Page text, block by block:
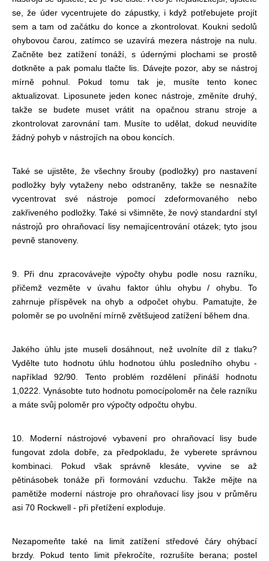
se, že úder vycentrujete do zápustky, i když potřebujete projít
sem a tam od začátku do konce a zkontrolovat. Koukni sedolů
ohybovou čarou, zatímco se uzavírá mezera nástroje na nulu.
Začněte bez zatížení tonáží, s údernými plochami se prostě
dotkněte a pak pomalu tlačte lis. Dávejte pozor, aby se nástroj
mírně pohnul. Pokud tomu tak je, musíte tento konec
aktualizovat. Liposunete jeden konec nástroje, změníte druhý,
takže se budete muset vrátit na opačnou stranu stroje a
zkontrolovat zarovnání tam. Musíte to udělat, dokud neuvidíte
žádný pohyb v nástrojích na obou koncích.
Také se ujistěte, že všechny šrouby (podložky) pro nastavení
podložky byly vytaženy nebo odstraněny, takže se nesnažíte
vycentrovat své nástroje pomocí zdeformovaného nebo
zakřiveného podložky. Také si všimněte, že nový standardní styl
nástrojů pro ohraňovací lisy nemajícentrování otázek; tyto jsou
pevně stanoveny.
9. Při dnu zpracovávejte výpočty ohybu podle nosu razníku,
přičemž vezměte v úvahu faktor úhlu ohybu / ohybu. To
zahrnuje příspěvek na ohyb a odpočet ohybu. Pamatujte, že
poloměr se po uvolnění mírně zvětšujeod zatížení během dna.
Jakého úhlu jste museli dosáhnout, než uvolníte díl z tlaku?
Vydělte tuto hodnotu úhlu hodnotou úhlu posledního ohybu -
například 92/90. Tento problém rozdělení přináší hodnotu
1,0222. Vynásobte tuto hodnotu pomocípoloměr na čele razníku
a máte svůj poloměr pro výpočty odpočtu ohybu.
10. Moderní nástrojové vybavení pro ohraňovací lisy bude
fungovat zdola dobře, za předpokladu, že vyberete správnou
kombinaci. Pokud však správně klesáte, vyvine se až
pětinásobek tonáže při formování vzduchu. Takže mějte na
pamětiže moderní nástroje pro ohraňovací lisy jsou v průměru
asi 70 Rockwell - při přetížení exploduje.
Nezapomeňte také na limit zatížení středové čáry ohýbací
brzdy. Pokud tento limit překročíte, rozrušíte berana; postel